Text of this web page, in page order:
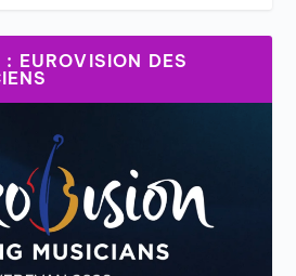
EUROVISION DES